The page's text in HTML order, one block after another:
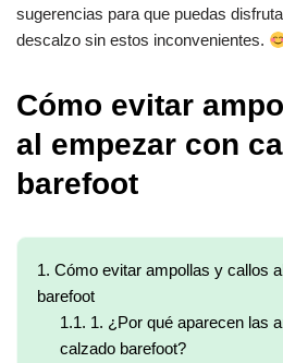
sugerencias para que puedas
descalzo sin estos inconvenientes.
Cómo evitar
al empezar con
barefoot
1. Cómo evitar ampollas y callos
barefoot
1.1. 1. ¿Por qué aparecen las
calzado barefoot?